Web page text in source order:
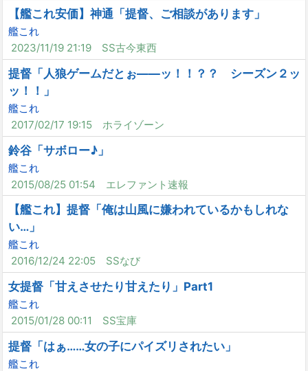
【艦これ安価】神通「提督、ご相談があります」
艦これ
2023/11/19 21:19
SS古今東西
提督「人狼ゲームだとぉ――ッ！！？？ シーズン２ッ
ッ！！」
艦これ
2017/02/17 19:15
ホライゾーン
鈴谷「サボロー♪」
艦これ
2015/08/25 01:54
エレファント速報
【艦これ】提督「俺は山風に嫌われているかもしれな
い…」
艦これ
2016/12/24 22:05
SSなび
女提督「甘えさせたり甘えたり」Part1
艦これ
2015/01/28 00:11
SS宝庫
提督「はぁ……女の子にパイズリされたい」
艦これ